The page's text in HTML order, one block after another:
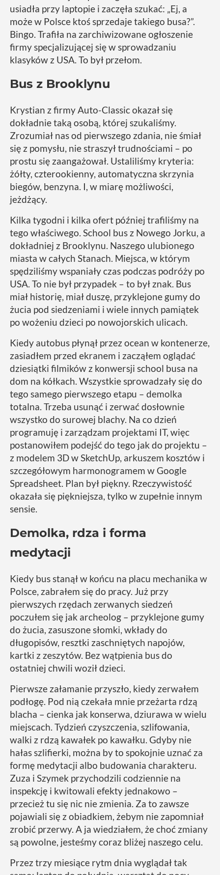
usiadła przy laptopie i zaczęła szukać: „Ej, a
może w Polsce ktoś sprzedaje takiego busa?”.
Bingo. Trafiła na zarchiwizowane ogłoszenie
firmy specjalizującej się w sprowadzaniu
klasyków z USA. To był przełom.
Bus z Brooklynu
Krystian z firmy Auto-Classic okazał się
dokładnie taką osobą, której szukaliśmy.
Zrozumiał nas od pierwszego zdania, nie śmiał
się z pomysłu, nie straszył trudnościami – po
prostu się zaangażował. Ustaliliśmy kryteria:
żółty, czterookienny, automatyczna skrzynia
biegów, benzyna. I, w miarę możliwości,
jeżdżący.
Kilka tygodni i kilka ofert później trafiliśmy na
tego właściwego. School bus z Nowego Jorku, a
dokładniej z Brooklynu. Naszego ulubionego
miasta w całych Stanach. Miejsca, w którym
spędziliśmy wspaniały czas podczas podróży po
USA. To nie był przypadek – to był znak. Bus
miał historię, miał duszę, przyklejone gumy do
żucia pod siedzeniami i wiele innych pamiątek
po wożeniu dzieci po nowojorskich ulicach.
Kiedy autobus płynął przez ocean w kontenerze,
zasiadłem przed ekranem i zacząłem oglądać
dziesiątki filmików z konwersji school busa na
dom na kółkach. Wszystkie sprowadzały się do
tego samego pierwszego etapu – demolka
totalna. Trzeba usunąć i zerwać dosłownie
wszystko do surowej blachy. Na co dzień
programuję i zarządzam projektami IT, więc
postanowiłem podejść do tego jak do projektu –
z modelem 3D w SketchUp, arkuszem kosztów i
szczegółowym harmonogramem w Google
Spreadsheet. Plan był piękny. Rzeczywistość
okazała się piękniejsza, tylko w zupełnie innym
sensie.
Demolka, rdza i forma
medytacji
Kiedy bus stanął w końcu na placu mechanika w
Polsce, zabrałem się do pracy. Już przy
pierwszych rzędach zerwanych siedzeń
poczułem się jak archeolog – przyklejone gumy
do żucia, zasuszone słomki, wkłady do
długopisów, resztki zaschniętych napojów,
kartki z zeszytów. Bez wątpienia bus do
ostatniej chwili woził dzieci.
Pierwsze załamanie przyszło, kiedy zerwałem
podłogę. Pod nią czekała mnie przeżarta rdzą
blacha – cienka jak konserwa, dziurawa w wielu
miejscach. Tydzień czyszczenia, szlifowania,
walki z rdzą kawałek po kawałku. Gdyby nie
hałas szlifierki, można by to spokojnie uznać za
formę medytacji albo budowania charakteru.
Zuza i Szymek przychodzili codziennie na
inspekcję i kwitowali efekty jednakowo –
przecież tu się nic nie zmienia. Za to zawsze
pojawiali się z obiadkiem, żebym nie zapomniał
zrobić przerwy. A ja wiedziałem, że choć zmiany
są powolne, jesteśmy coraz bliżej naszego celu.
Przez trzy miesiące rytm dnia wyglądał tak